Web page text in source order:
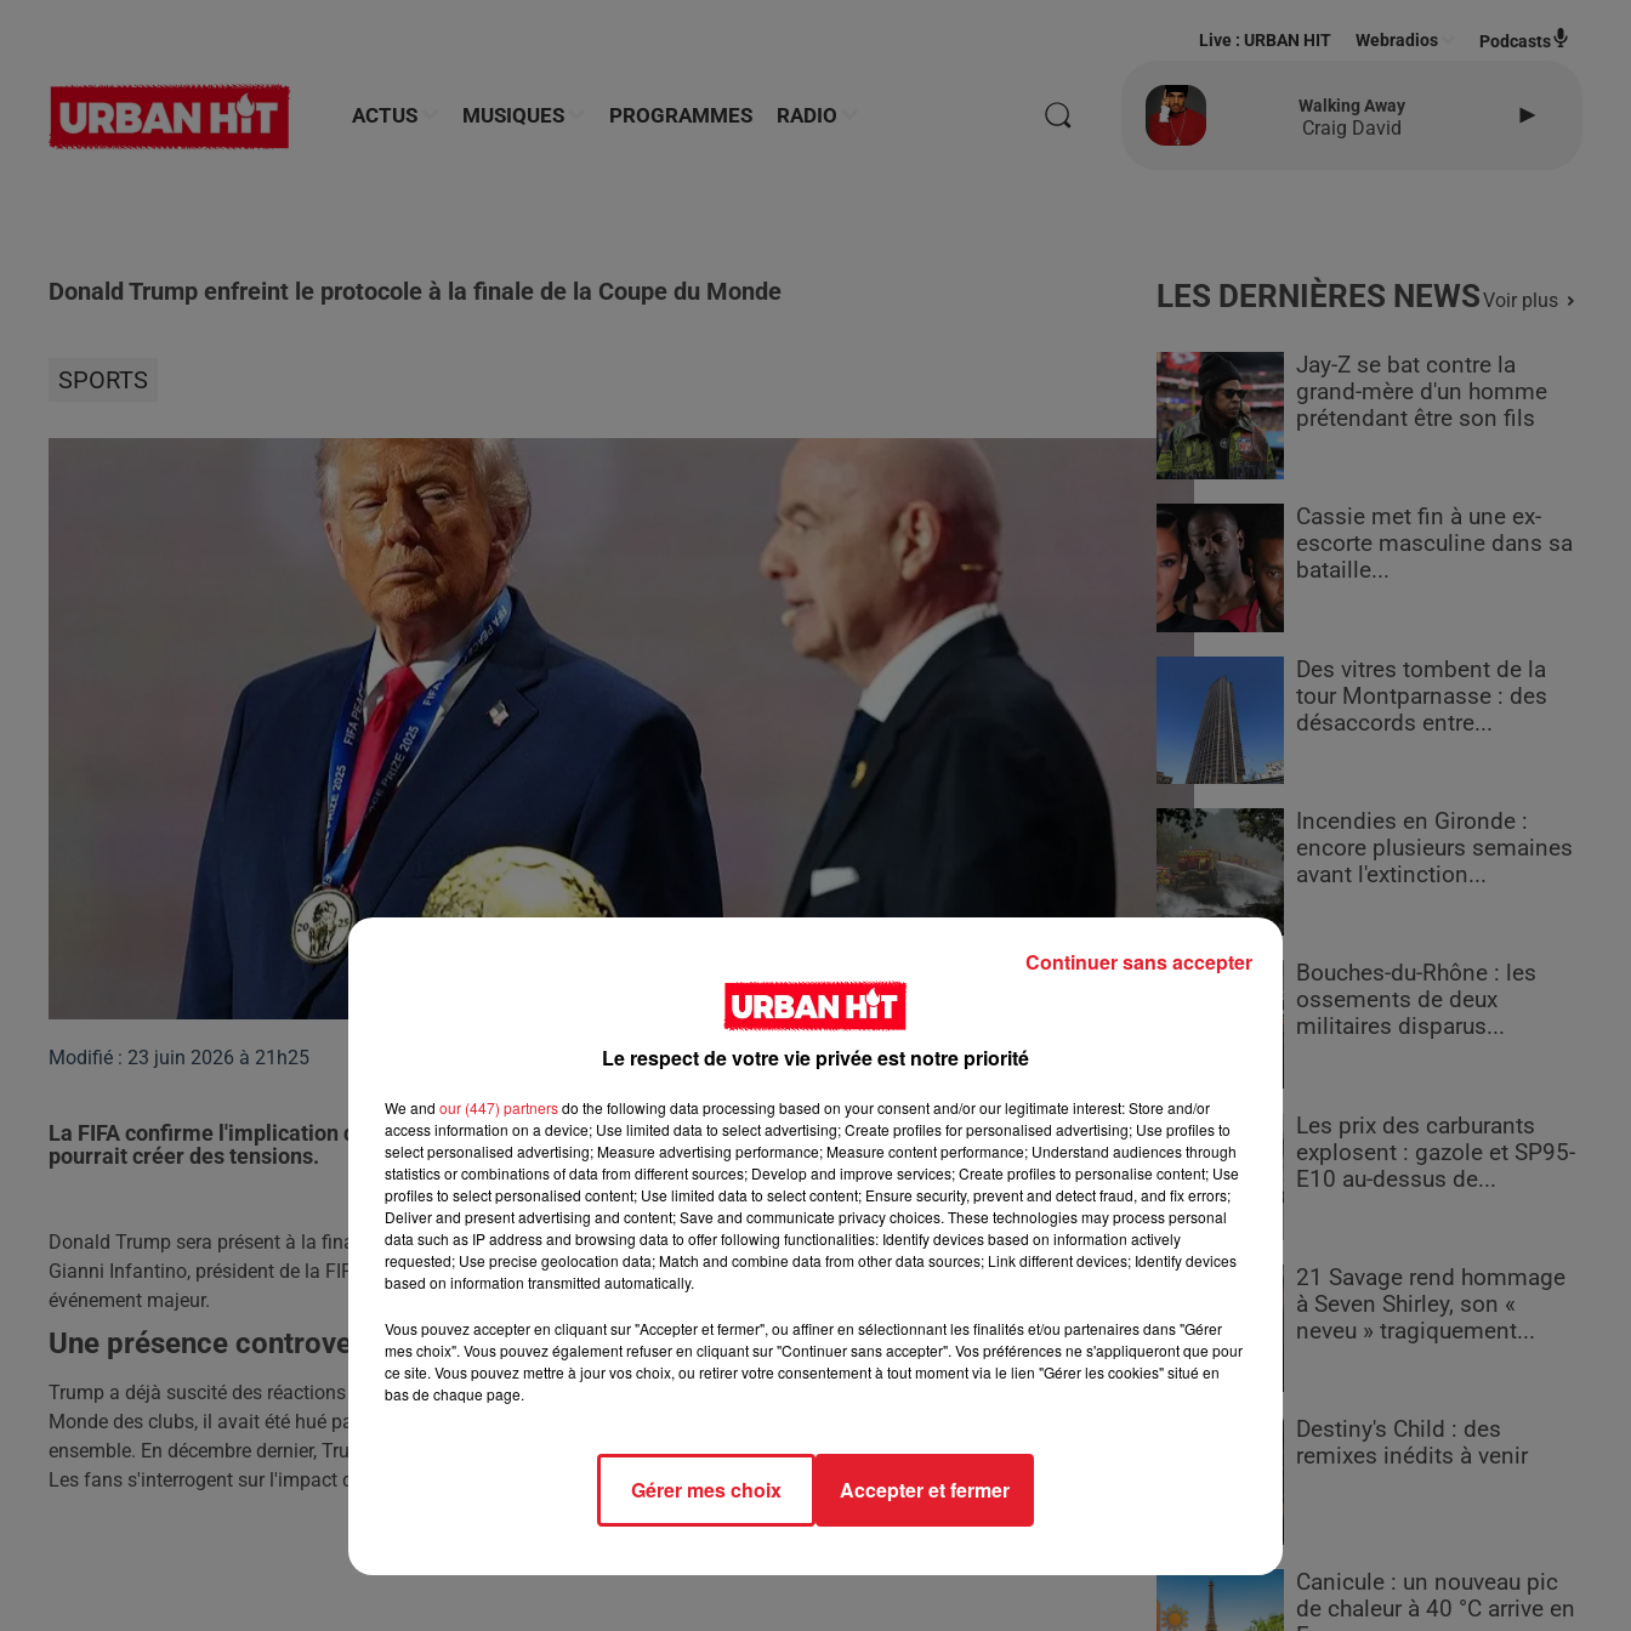
ACTUS MUSIQUES PROGRAMMES RADIO
Live : URBAN HIT Webradios Podcasts
Walking Away
Craig David
Donald Trump enfreint le protocole à la finale de la Coupe du Monde
SPORTS
Modifié : 23 juin 2026 à 21h25
La FIFA confirme l'implication de Donald Trump lors de la finale de la Coupe du Monde, un moment qui
pourrait créer des tensions.
Donald Trump sera présent à la finale de la Coupe du Monde, confirmant ainsi sa participation à la remise du trophée.
Gianni Infantino, président de la FIFA, a annoncé que le président américain sera à ses côtés le 19 juillet pour célébrer cet
événement majeur.
Une présence controversée à la finale
Trump a déjà suscité des réactions mitigées lors de ses précédentes apparitions sportives. Lors de la dernière Coupe du
Monde des clubs, il avait été hué par le public. Infantino a souligné leur amitié, précisant qu'ils passent beaucoup de temps
ensemble. En décembre dernier, Trump a même reçu le prix de la paix de la FIFA, une décision qui a divisé l'opinion publique.
Les fans s'interrogent sur l'impact de sa présence, surtout si l'Iran venait à remporter le tournoi.
LES DERNIÈRES NEWSVoir plus
Jay-Z se bat contre la
grand-mère d'un homme
prétendant être son fils
Cassie met fin à une ex-
escorte masculine dans sa
bataille...
Des vitres tombent de la
tour Montparnasse : des
désaccords entre...
Incendies en Gironde :
encore plusieurs semaines
avant l'extinction...
Bouches-du-Rhône : les
ossements de deux
militaires disparus...
Les prix des carburants
explosent : gazole et SP95-
E10 au-dessus de...
21 Savage rend hommage
à Seven Shirley, son «
neveu » tragiquement...
Destiny's Child : des
remixes inédits à venir
Canicule : un nouveau pic
de chaleur à 40 °C arrive en
Le respect de votre vie privée est notre priorité
We and our (447) partnersdo the following data processing based on your consent and/or our legitimate interest: Store and/or
access information on a device; Use limited data to select advertising; Create profiles for personalised advertising; Use profiles to
select personalised advertising; Measure advertising performance; Measure content performance; Understand audiences through
statistics or combinations of data from different sources; Develop and improve services; Create profiles to personalise content; Use
profiles to select personalised content; Use limited data to select content; Ensure security, prevent and detect fraud, and fix errors;
Deliver and present advertising and content; Save and communicate privacy choices. These technologies may process personal
data such as IP address and browsing data to offer following functionalities: Identify devices based on information actively
requested; Use precise geolocation data; Match and combine data from other data sources; Link different devices; Identify devices
based on information transmitted automatically.
Vous pouvez accepter en cliquant sur "Accepter et fermer", ou affiner en sélectionnant les finalités et/ou partenaires dans "Gérer
mes choix". Vous pouvez également refuser en cliquant sur "Continuer sans accepter". Vos préférences ne s'appliqueront que pour
ce site. Vous pouvez mettre à jour vos choix, ou retirer votre consentement à tout moment via le lien "Gérer les cookies" situé en
bas de chaque page.
Gérer mes choix Accepter et fermer
Continuer sans accepter